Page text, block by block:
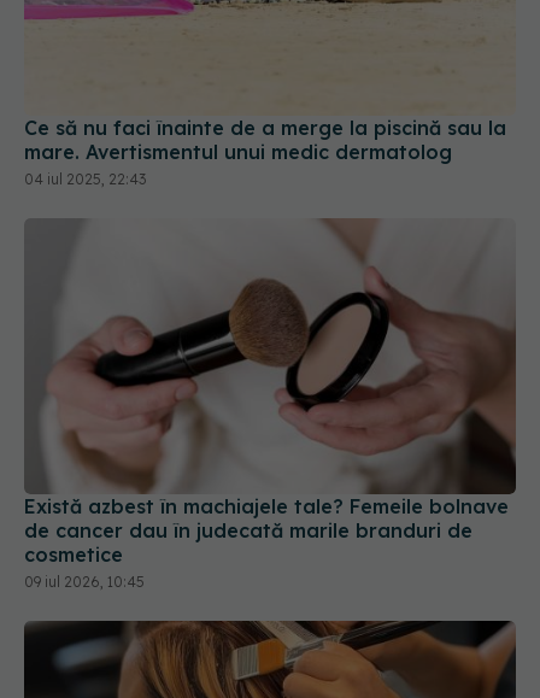
04 iul 2025, 22:43
Există azbest în machiajele tale? Femeile bolnave
de cancer dau în judecată marile branduri de
cosmetice
09 iul 2026, 10:45